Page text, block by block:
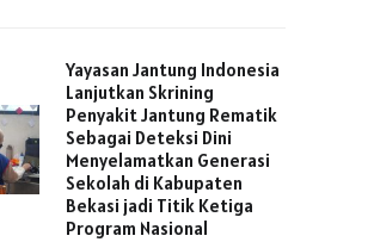
Yayasan Jantung Indonesia
Lanjutkan Skrining
Penyakit Jantung Rematik
Sebagai Deteksi Dini
Menyelamatkan Generasi
Sekolah di Kabupaten
Bekasi jadi Titik Ketiga
Program Nasional